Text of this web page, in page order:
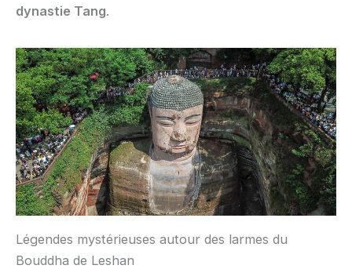
dynastie Tang.
Légendes mystérieuses autour des larmes du
Bouddha de Leshan